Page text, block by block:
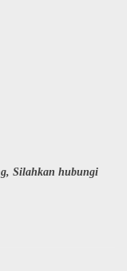
Silahkan hubungi